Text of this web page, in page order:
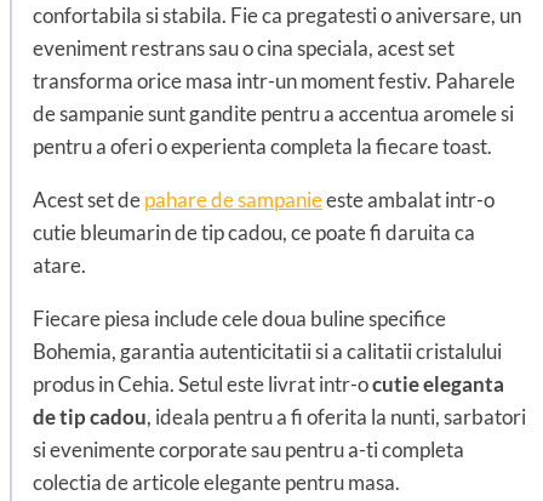
confortabila si stabila. Fie ca pregatesti o aniversare, un
eveniment restrans sau o cina speciala, acest set
transforma orice masa intr-un moment festiv. Paharele
de sampanie sunt gandite pentru a accentua aromele si
pentru a oferi o experienta completa la fiecare toast.
Acest set depahare de sampanieeste ambalat intr-o
cutie bleumarin de tip cadou, ce poate fi daruita ca
atare.
Fiecare piesa include cele doua buline specifice
Bohemia, garantia autenticitatii si a calitatii cristalului
produs in Cehia. Setul este livrat intr-ocutie eleganta
de tip cadou, ideala pentru a fi oferita la nunti, sarbatori
si evenimente corporate sau pentru a-ti completa
colectia de articole elegante pentru masa.